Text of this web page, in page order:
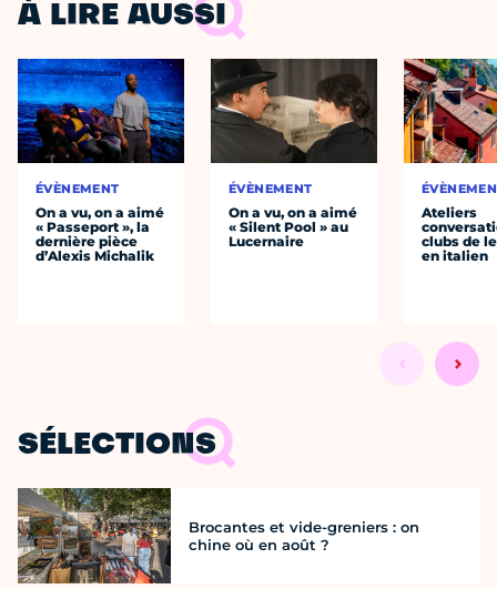
À LIRE AUSSI
ÉVÈNEMENT
On a vu, on a aimé
« Passeport », la
dernière pièce
d’Alexis Michalik
ÉVÈNEMENT
On a vu, on a aimé
« Silent Pool » au
Lucernaire
Ateliers
clubs de
en italien
SÉLECTIONS
Brocantes et vide-greniers : on
chine où en août ?